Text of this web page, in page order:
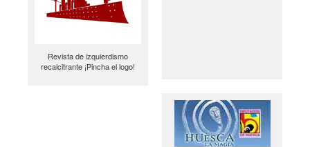
Revista de izquierdismo
recalcitrante ¡Pincha el logo!